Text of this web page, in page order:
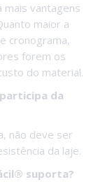
vantagens
maior a
cronograma,
forem os
do material.
da
não deve ser
da laje.
suporta?